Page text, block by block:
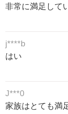
非常に満足して
j****b
はい
J***0
家族はとても満